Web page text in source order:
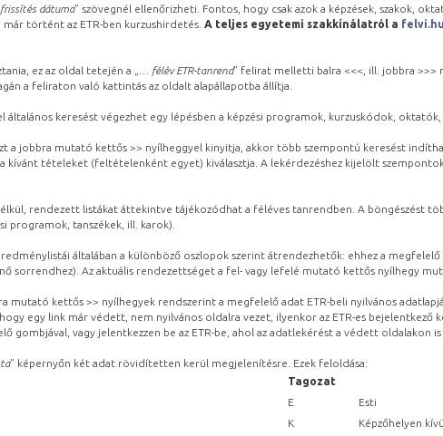
dátuma” szövegnél ellenőrizheti. Fontos, hogy csak azok a képzések, szakok,
történt az ETR-ben kurzushirdetés. A teljes egyetemi szakkínálatról a felvi.hu
ez az oldal tetején a „ … félév ETR-tanrend” felirat melletti balra <<<, ill. jobbra >>>
a feliraton való kattintás az oldalt alapállapotba állítja.
általános keresést végezhet egy lépésben a képzési programok, kurzuskódok, oktatók,
a jobbra mutató kettős >> nyílheggyel kinyitja, akkor több szempontú keresést
kívánt tételeket (feltételenként egyet) kiválasztja. A lekérdezéshez kijelölt
rendezett listákat áttekintve tájékozódhat a féléves tanrendben. A böngészést
programok, tanszékek, ill. karok).
általában a különböző oszlopok szerint átrendezhetők: ehhez a
sorrendhez). Az aktuális rendezettséget a fel- vagy lefelé mutató kettős nyílhegy
mutató kettős >> nyílhegyek rendszerint a megfelelő adat ETR-beli nyilvános
egy link már védett, nem nyilvános oldalra vezet, ilyenkor az ETR-es bejelentkező
gombjával, vagy jelentkezzen be az ETR-be, ahol az adatlekérést a védett oldalakon
” képernyőn két adat rövidítetten kerül megjelenítésre. Ezek feloldása:
Tagozat
E
Esti
K
Képzőhelyen